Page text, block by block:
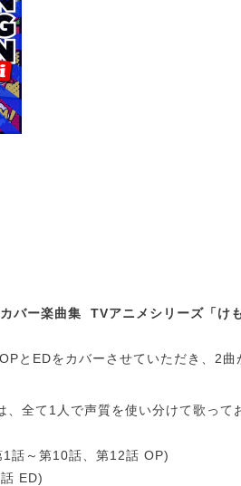
バー楽曲集 TVアニメシリーズ「けも
とEDをカバーさせていただき、2
、全て1人で声質を使い分けて歌って
話～第10話、第12話 OP)
ED)